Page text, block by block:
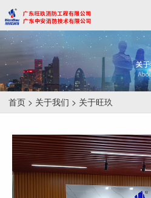
首页 > 关于我们 > 关于旺玖